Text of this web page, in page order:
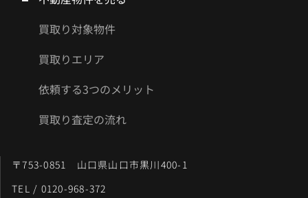
買取り対象物件
買取りエリア
依頼する3つのメリット
買取り査定の流れ
〒753-0851 山口県山口市黒川400-1
TEL / 0120-968-372